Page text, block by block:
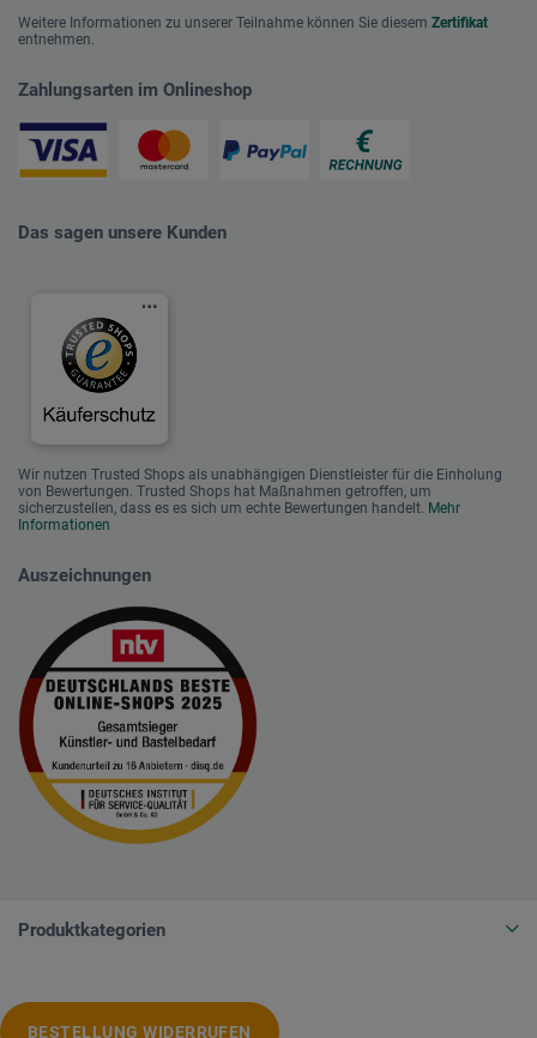
Weitere Informationen zu unserer Teilnahme können Sie diesem Zertifikat
entnehmen.
Zahlungsarten im Onlineshop
Das sagen unsere Kunden
Wir nutzen Trusted Shops als unabhängigen Dienstleister für die Einholung
von Bewertungen. Trusted Shops hat Maßnahmen getroffen, um
sicherzustellen, dass es es sich um echte Bewertungen handelt. Mehr
Informationen
Auszeichnungen
Produktkategorien
BESTELLUNG WIDERRUFEN